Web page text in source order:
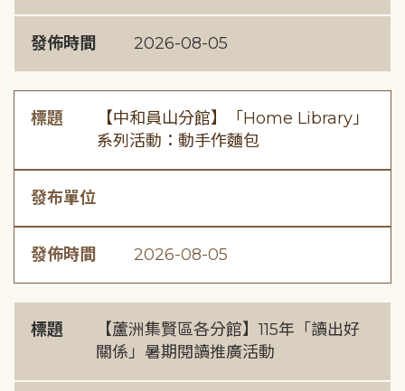
發佈時間 2026-08-05
標題
【中和員山分館】「Home Library」
系列活動：動手作麵包
發布單位
發佈時間 2026-08-05
標題
【蘆洲集賢區各分館】115年「讀出好
關係」暑期閱讀推廣活動